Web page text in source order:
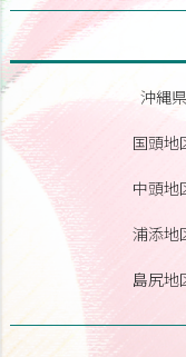
沖縄
国頭地
中頭地
浦添地
島尻地